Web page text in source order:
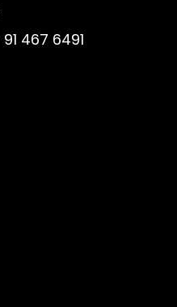
91 467 6491